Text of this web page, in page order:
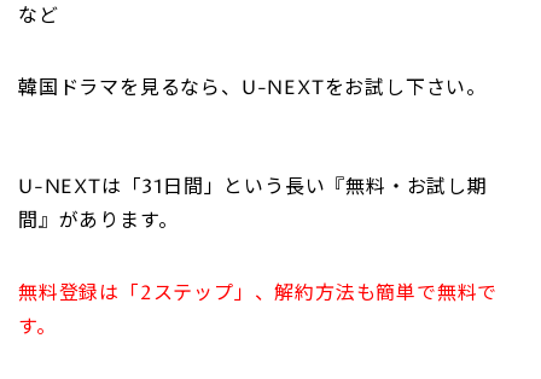
など
韓国ドラマを見るなら、U-NEXTをお試し下さい。
U-NEXTは「31日間」という長い『無料・お試し期
間』があります。
無料登録は「2ステップ」、解約方法も簡単で無料で
す。